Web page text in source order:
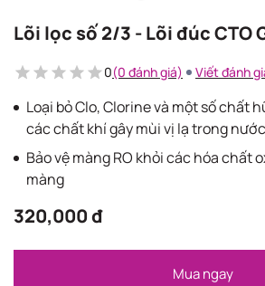
Lõi lọc số 2/3 - Lõi đúc CTO
0(0 đánh giá) Viết đánh
Loại bỏ Clo, Clorine và một số chất
các chất khí gây mùi vị lạ trong nước
Bảo vệ màng RO khỏi các hóa chất
màng
320,000 đ
Mua ngay